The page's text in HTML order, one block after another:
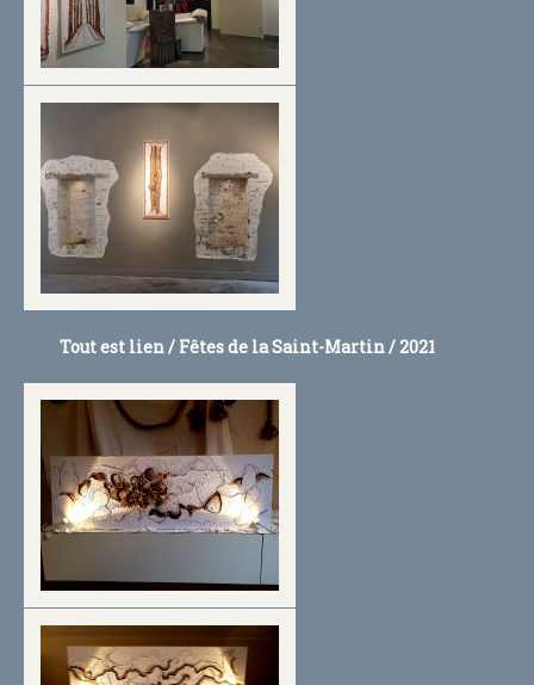
Tout est lien / Fêtes de la Saint-Martin / 2021